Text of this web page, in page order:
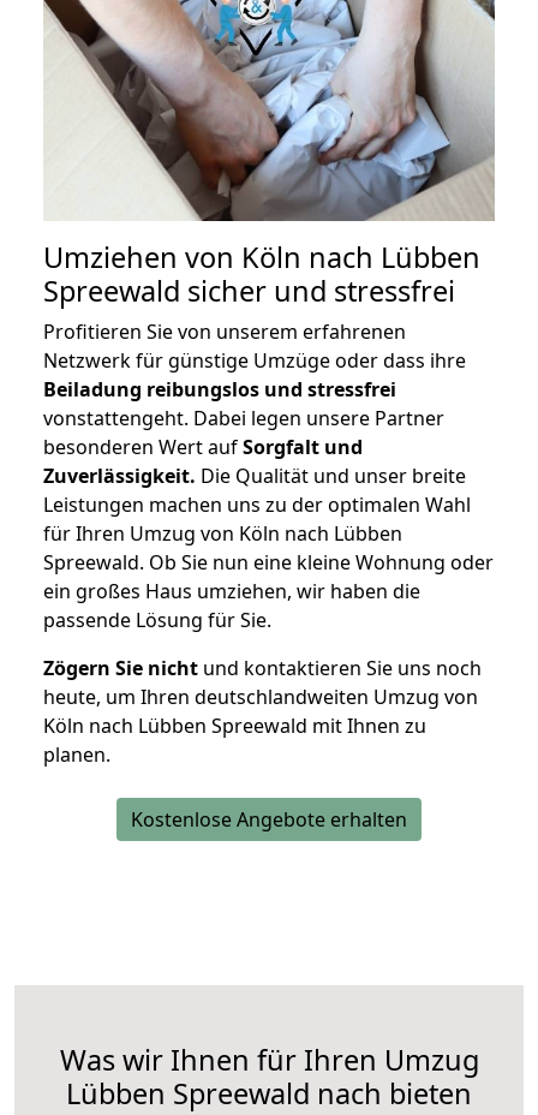
Umziehen von Köln nach Lübben
Spreewald sicher und stressfrei
Profitieren Sie von unserem erfahrenen
Netzwerk für günstige Umzüge oder dass ihre
Beiladung reibungslos und stressfrei
vonstattengeht. Dabei legen unsere Partner
besonderen Wert aufSorgfalt und
Zuverlässigkeit. Die Qualität und unser breite
Leistungen machen uns zu der optimalen Wahl
für Ihren Umzug von Köln nach Lübben
Spreewald. Ob Sie nun eine kleine Wohnung oder
ein großes Haus umziehen, wir haben die
passende Lösung für Sie.
Zögern Sie nicht und kontaktieren Sie uns noch
heute, um Ihren deutschlandweiten Umzug von
Köln nach Lübben Spreewald mit Ihnen zu
planen.
Kostenlose Angebote erhalten
Was wir Ihnen für Ihren Umzug
Lübben Spreewald nach bieten